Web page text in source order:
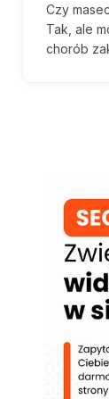
Czy
Tak, ale
chorób